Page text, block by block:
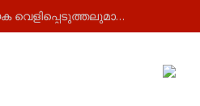
നീറ്റ് ചോദ്യങ്ങൾ ചോർന്നത് എങ്ങനെ ? നിർണായക വെളിപ്പെടുത്തലുമായി സിബിഐ